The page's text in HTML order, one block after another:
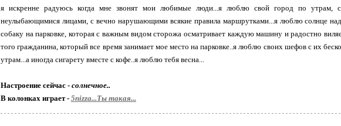
я искренне радуюсь когда мне звонят мои любимые люди...я люблю свой город по утрам,
неулыбающимися лицами, с вечно нарушающими всякие правила маршрутками...я люблю солнце
собаку на парковке, которая с важным видом сторожа осматривает каждую машину и радостно
того гражданина, который все время занимает мое место на парковке..я люблю своих шефов с их
утрам...а иногда сигарету вместе с кофе..я люблю тебя весна...
Настроение сейчас - солнечное..
В колонках играет - 5nizza...Ты такая...